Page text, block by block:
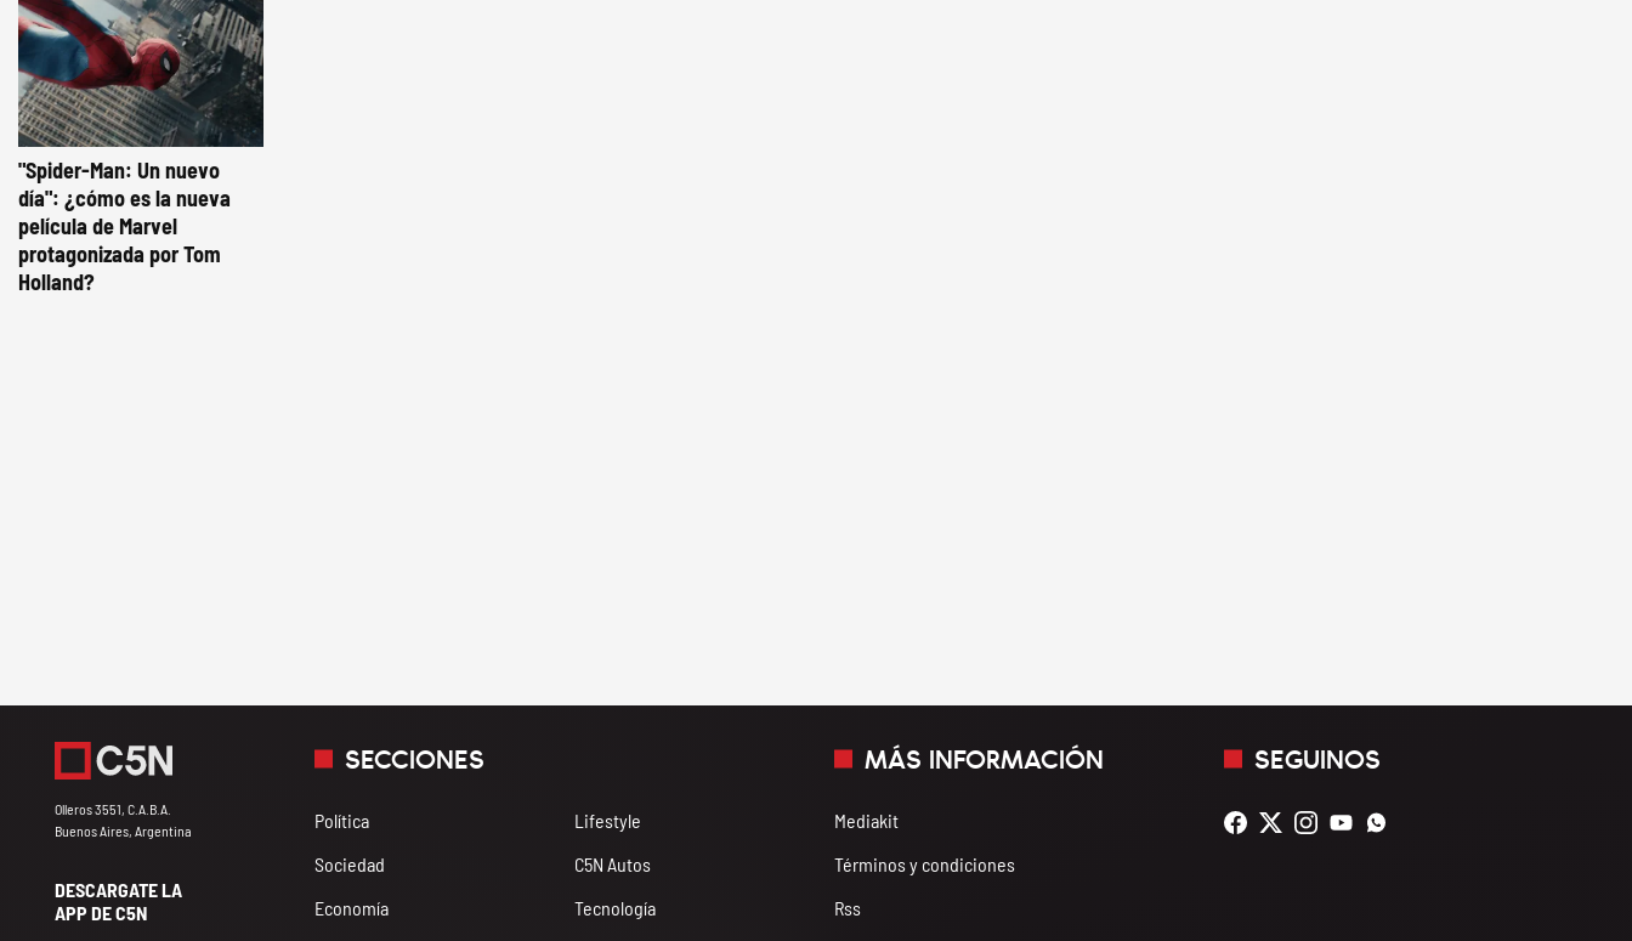
"Spider-Man: Un nuevo
día": ¿cómo es la nueva
película de Marvel
protagonizada por Tom
Holland?
Olleros 3551, C.A.B.A.
Buenos Aires, Argentina
DESCARGATE LA
APP DE C5N
SECCIONES
Política
Sociedad
Economía
Lifestyle
C5N Autos
Tecnología
MÁS INFORMACIÓN
Mediakit
Términos y condiciones
Rss
SEGUINOS